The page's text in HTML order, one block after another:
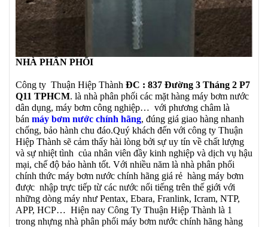
NHÀ PHÂN PHỐI
Công ty Thuận Hiệp Thành ĐC : 837 Đường 3 Tháng 2 P7
Q11 TPHCM. là nhà phân phối các mặt hàng máy bơm nước
dân dụng, máy bơm công nghiệp… với phương châm là
bán máy bơm nước chính hãng, đúng giá giao hàng nhanh
chống, bảo hành chu đáo.Quý khách đến với công ty Thuận
Hiệp Thành sẽ cảm thấy hài lòng bởi sự uy tín về chất lượng
và sự nhiệt tình của nhân viên đầy kinh nghiệp và dịch vụ hậu
mại, chế độ bảo hành tốt. Với nhiều năm là nhà phân phối
chính thức máy bơm nước chính hãng giá rẻ hàng máy bơm
được nhập trực tiếp từ các nước nổi tiếng trên thế giới với
những dòng máy như Pentax, Ebara, Franlink, Icram, NTP,
APP, HCP… Hiện nay Công Ty Thuận Hiệp Thành là 1
trong nhựng nhà phân phối máy bơm nước chính hãng hàng